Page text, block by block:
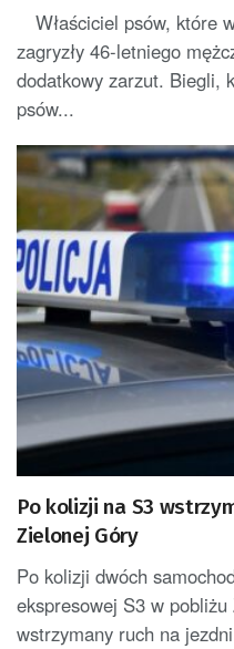
Właściciel psów, które
zagryzły 46-letniego
dodatkowy zarzut. Biegli,
psów...
Po kolizji na S3
Zielonej Góry
Po kolizji dwóch
ekspresowej S3 w pobliżu
wstrzymany ruch na